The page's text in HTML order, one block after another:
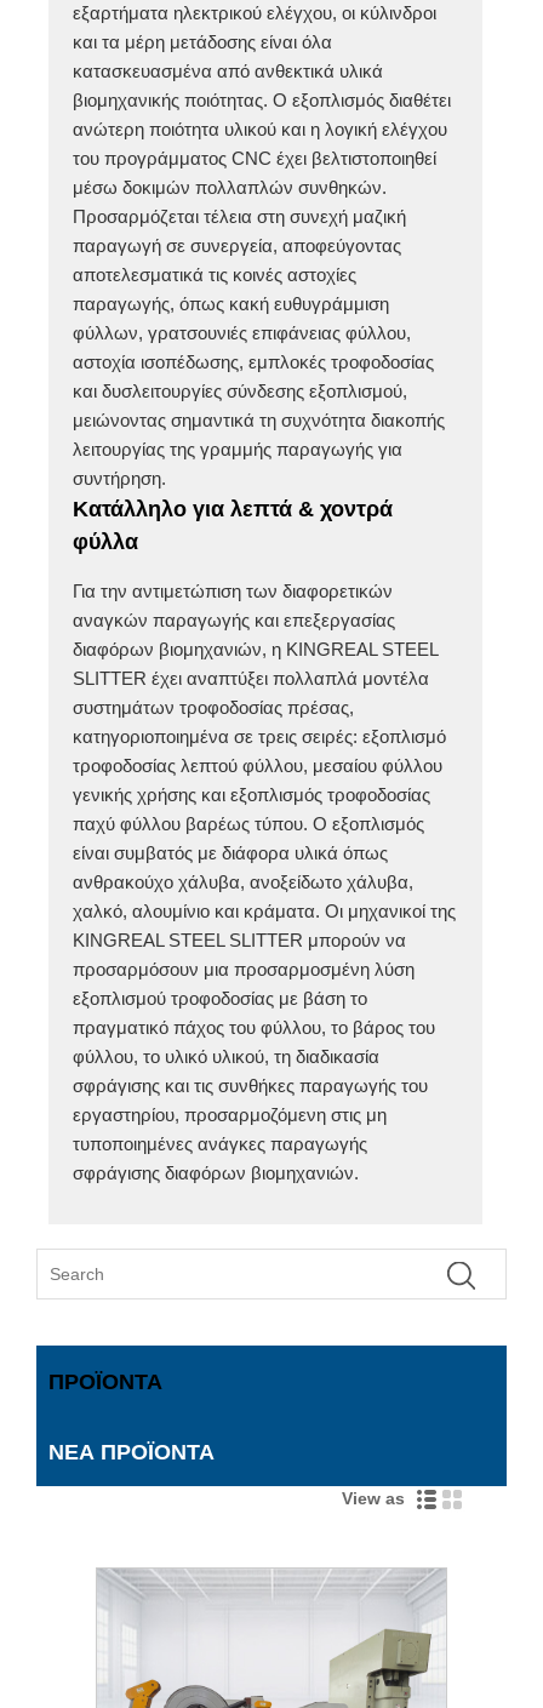
εξαρτήματα ηλεκτρικού ελέγχου, οι κύλινδροι
και τα μέρη μετάδοσης είναι όλα
κατασκευασμένα από ανθεκτικά υλικά
βιομηχανικής ποιότητας. Ο εξοπλισμός διαθέτει
ανώτερη ποιότητα υλικού και η λογική ελέγχου
του προγράμματος CNC έχει βελτιστοποιηθεί
μέσω δοκιμών πολλαπλών συνθηκών.
Προσαρμόζεται τέλεια στη συνεχή μαζική
παραγωγή σε συνεργεία, αποφεύγοντας
αποτελεσματικά τις κοινές αστοχίες
παραγωγής, όπως κακή ευθυγράμμιση
φύλλων, γρατσουνιές επιφάνειας φύλλου,
αστοχία ισοπέδωσης, εμπλοκές τροφοδοσίας
και δυσλειτουργίες σύνδεσης εξοπλισμού,
μειώνοντας σημαντικά τη συχνότητα διακοπής
λειτουργίας της γραμμής παραγωγής για
συντήρηση.
Κατάλληλο για λεπτά & χοντρά
φύλλα
Για την αντιμετώπιση των διαφορετικών
αναγκών παραγωγής και επεξεργασίας
διαφόρων βιομηχανιών, η KINGREAL STEEL
SLITTER έχει αναπτύξει πολλαπλά μοντέλα
συστημάτων τροφοδοσίας πρέσας,
κατηγοριοποιημένα σε τρεις σειρές: εξοπλισμό
τροφοδοσίας λεπτού φύλλου, μεσαίου φύλλου
γενικής χρήσης και εξοπλισμός τροφοδοσίας
παχύ φύλλου βαρέως τύπου. Ο εξοπλισμός
είναι συμβατός με διάφορα υλικά όπως
ανθρακούχο χάλυβα, ανοξείδωτο χάλυβα,
χαλκό, αλουμίνιο και κράματα. Οι μηχανικοί της
KINGREAL STEEL SLITTER μπορούν να
προσαρμόσουν μια προσαρμοσμένη λύση
εξοπλισμού τροφοδοσίας με βάση το
πραγματικό πάχος του φύλλου, το βάρος του
φύλλου, το υλικό υλικού, τη διαδικασία
σφράγισης και τις συνθήκες παραγωγής του
εργαστηρίου, προσαρμοζόμενη στις μη
τυποποιημένες ανάγκες παραγωγής
σφράγισης διαφόρων βιομηχανιών.
ΠΡΟΪΌΝΤΑ
ΝΈΑ ΠΡΟΪΌΝΤΑ
View as